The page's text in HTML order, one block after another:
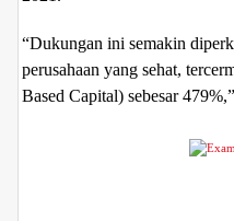
“Dukungan ini semakin
perusahaan yang sehat,
Based Capital) sebesar